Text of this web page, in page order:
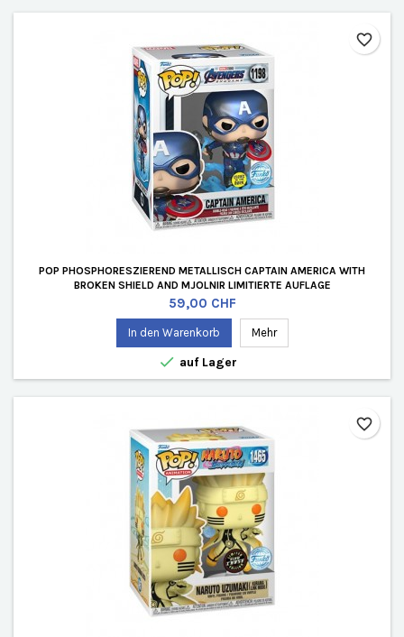
POP PHOSPHORESZIEREND METALLISCH CAPTAIN AMERICA WITH
BROKEN SHIELD AND MJOLNIR LIMITIERTE AUFLAGE
Preis
59,00 CHF
In den Warenkorb Mehr
 auf Lager
favorite_border
favorite_border